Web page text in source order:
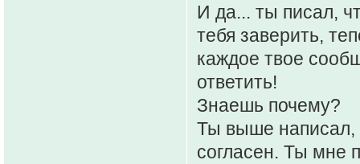
И да... ты писал,
тебя заверить,
каждое твое
ответить!
Знаешь почему?
Ты выше написал,
согласен. Ты мне